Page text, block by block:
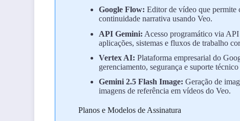
Google Flow: Editor de vídeo que permite
continuidade narrativa usando Veo.
API Gemini: Acesso programático via
aplicações, sistemas e fluxos de trabalho
Vertex AI: Plataforma empresarial do
gerenciamento, segurança e suporte
Gemini 2.5 Flash Image: Geração de
imagens de referência em vídeos do Veo.
Planos e Modelos de Assinatura